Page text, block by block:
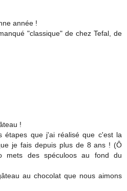
année !
"classique" de chez Tefal, de
!
étapes que j'ai réalisé que c'est la
je fais depuis plus de 8 ans ! (Ô
mets des spéculoos au fond du
au chocolat que nous aimons